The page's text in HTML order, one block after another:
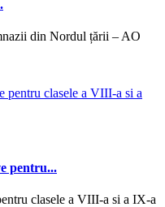
din Nordul țării – AO
pentru...
clasele a VIII-a si a IX-a